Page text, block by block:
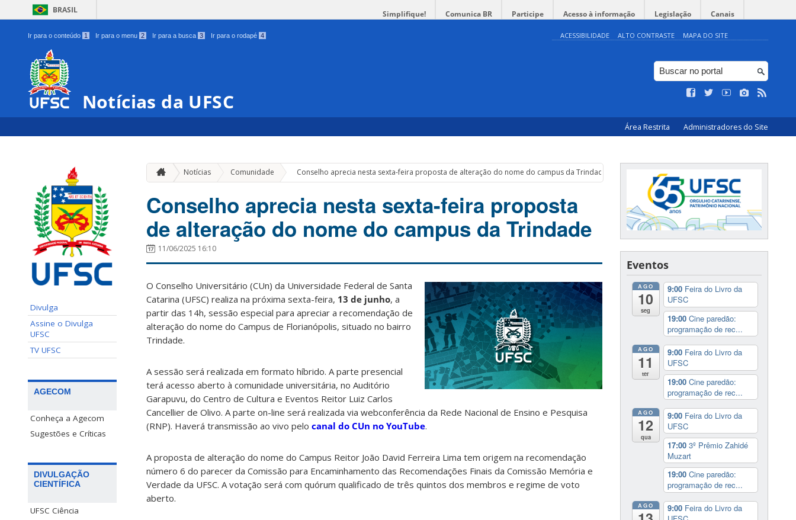
BRASIL Simplifique! Comunica BR Participe Acesso à informação Legislação Canais
Ir para o conteúdo 1 Ir para o menu 2 Ir para a busca 3 Ir para o rodapé 4 ACESSIBILIDADE ALTO CONTRASTE MAPA DO SITE
Notícias da UFSC
Área Restrita Administradores do Site
Divulga
Assine o Divulga
UFSC
TV UFSC
AGECOM
Conheça a Agecom
Sugestões e Críticas
DIVULGAÇÃO
CIENTÍFICA
UFSC Ciência
Notícias Comunidade » Conselho aprecia nesta sexta-feira proposta de alteração do nome do campus da Trindade
Conselho aprecia nesta sexta-feira proposta
de alteração do nome do campus da Trindade
11/06/2025 16:10
O Conselho Universitário (CUn) da Universidade Federal de Santa
Catarina (UFSC) realiza na próxima sexta-feira, 13 de junho, a
partir das 14h, sessão especial para apreciar a recomendação de
alteração do nome do Campus de Florianópolis, situado no bairro
Trindade.
A sessão será realizada em formato híbrido. A parte presencial
terá acesso aberto à comunidade universitária, no Auditório
Garapuvu, do Centro de Cultura e Eventos Reitor Luiz Carlos
Cancellier de Olivo. A parte on-line será realizada via webconferência da Rede Nacional de Ensino e Pesquisa
(RNP). Haverá transmissão ao vivo pelo canal do CUn no YouTube.
A proposta de alteração do nome do Campus Reitor João David Ferreira Lima tem origem na recomendação
número 6 do parecer da Comissão para Encaminhamento das Recomendações Finais da Comissão Memória e
Verdade da UFSC. A votação será com quórum qualificado de três quintos dos membros e regime de voto
aberto.
Eventos
AGO
10
seg
9:00 Feira do Livro da
UFSC
19:00 Cine paredão:
programação de rec...
AGO
11
ter
9:00 Feira do Livro da
UFSC
19:00 Cine paredão:
programação de rec...
AGO
12
qua
9:00 Feira do Livro da
UFSC
17:00 3º Prêmio Zahidé
Muzart
19:00 Cine paredão:
programação de rec...
AGO 9:00 Feira do Livro da